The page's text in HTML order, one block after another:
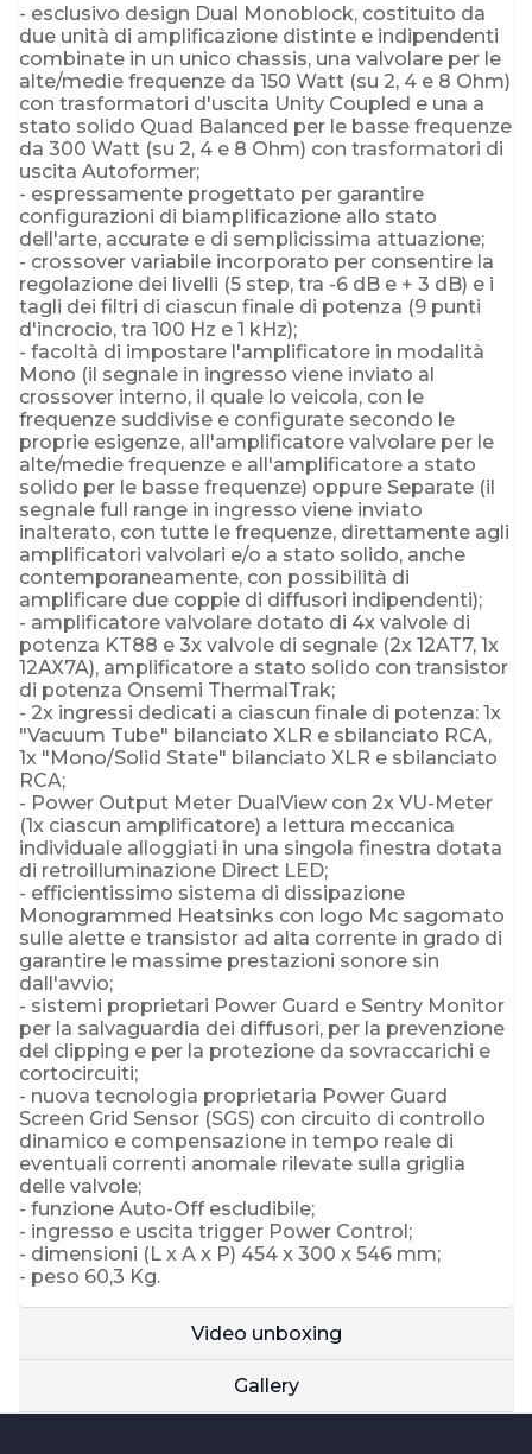
- esclusivo design Dual Monoblock, costituito da
due unità di amplificazione distinte e indipendenti
combinate in un unico chassis, una valvolare per le
alte/medie frequenze da 150 Watt (su 2, 4 e 8 Ohm)
con trasformatori d'uscita Unity Coupled e una a
stato solido Quad Balanced per le basse frequenze
da 300 Watt (su 2, 4 e 8 Ohm) con trasformatori di
uscita Autoformer;
- espressamente progettato per garantire
configurazioni di biamplificazione allo stato
dell'arte, accurate e di semplicissima attuazione;
- crossover variabile incorporato per consentire la
regolazione dei livelli (5 step, tra -6 dB e + 3 dB) e i
tagli dei filtri di ciascun finale di potenza (9 punti
d'incrocio, tra 100 Hz e 1 kHz);
- facoltà di impostare l'amplificatore in modalità
Mono (il segnale in ingresso viene inviato al
crossover interno, il quale lo veicola, con le
frequenze suddivise e configurate secondo le
proprie esigenze, all'amplificatore valvolare per le
alte/medie frequenze e all'amplificatore a stato
solido per le basse frequenze) oppure Separate (il
segnale full range in ingresso viene inviato
inalterato, con tutte le frequenze, direttamente agli
amplificatori valvolari e/o a stato solido, anche
contemporaneamente, con possibilità di
amplificare due coppie di diffusori indipendenti);
- amplificatore valvolare dotato di 4x valvole di
potenza KT88 e 3x valvole di segnale (2x 12AT7, 1x
12AX7A), amplificatore a stato solido con transistor
di potenza Onsemi ThermalTrak;
- 2x ingressi dedicati a ciascun finale di potenza: 1x
"Vacuum Tube" bilanciato XLR e sbilanciato RCA,
1x "Mono/Solid State" bilanciato XLR e sbilanciato
RCA;
- Power Output Meter DualView con 2x VU-Meter
(1x ciascun amplificatore) a lettura meccanica
individuale alloggiati in una singola finestra dotata
di retroilluminazione Direct LED;
- efficientissimo sistema di dissipazione
Monogrammed Heatsinks con logo Mc sagomato
sulle alette e transistor ad alta corrente in grado di
garantire le massime prestazioni sonore sin
dall'avvio;
- sistemi proprietari Power Guard e Sentry Monitor
per la salvaguardia dei diffusori, per la prevenzione
del clipping e per la protezione da sovraccarichi e
cortocircuiti;
- nuova tecnologia proprietaria Power Guard
Screen Grid Sensor (SGS) con circuito di controllo
dinamico e compensazione in tempo reale di
eventuali correnti anomale rilevate sulla griglia
delle valvole;
- funzione Auto-Off escludibile;
- ingresso e uscita trigger Power Control;
- dimensioni (L x A x P) 454 x 300 x 546 mm;
- peso 60,3 Kg.
Video unboxing
Gallery